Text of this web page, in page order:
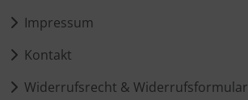
Impressum
Kontakt
Widerrufsrecht & Widerrufsformular